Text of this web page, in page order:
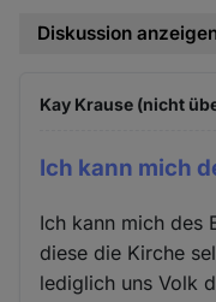
Diskussion
Kay Krause (nicht
Ich kann mich
Ich kann mich des
diese die Kirche
lediglich uns Volk